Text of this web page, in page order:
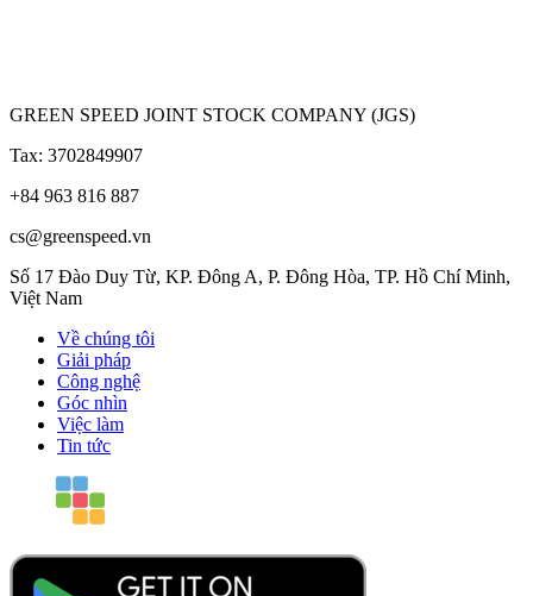
GREEN SPEED JOINT STOCK COMPANY (JGS)
Tax: 3702849907
+84 963 816 887
cs@greenspeed.vn
Số 17 Đào Duy Từ, KP. Đông A, P. Đông Hòa, TP. Hồ Chí Minh,
Việt Nam
Về chúng tôi
Giải pháp
Công nghệ
Góc nhìn
Việc làm
Tin tức